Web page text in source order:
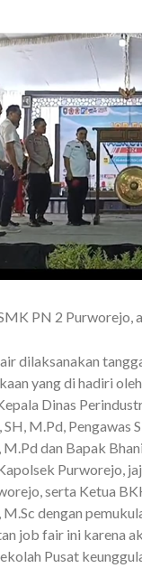
PN 2 Purworejo,
dilaksanakan
yang di hadiri
Dinas
M.Pd, Pengawas
M.Pd dan Bapak
Purworejo,
serta Ketua
M.Sc dengan
job fair ini karena
Pusat